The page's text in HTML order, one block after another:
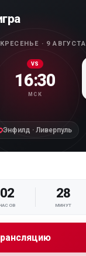
· 9 АВГУСТА
VS
16:30
МСК
Энфилд · Ливерпуль
02
ЧАСОВ
28
МИНУТ